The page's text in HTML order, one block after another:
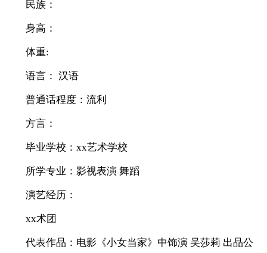
民族：
身高：
体重:
语言： 汉语
普通话程度：流利
方言：
毕业学校：xx艺术学校
所学专业：影视表演 舞蹈
演艺经历：
xx术团
代表作品：电影《小女当家》中饰演 吴莎莉 出品公